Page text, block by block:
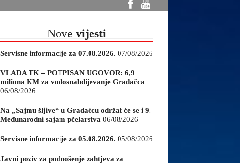
Nove vijesti
Servisne informacije za 07.08.2026. 07/08/2026
VLADA TK – POTPISAN UGOVOR: 6,9
miliona KM za vodosnabdijevanje Gradačca
06/08/2026
Na „Sajmu šljive“ u Gradačcu održat će se i 9.
Međunarodni sajam pčelarstva 06/08/2026
Servisne informacije za 05.08.2026. 05/08/2026
Javni poziv za podnošenje zahtjeva za